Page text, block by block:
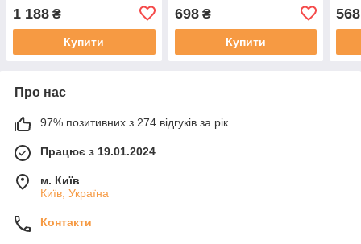
1 188 ₴
Купити
698₴
Купити
568
Про нас
97% позитивних з 274 відгуків за рік
Працює з 19.01.2024
м. Київ
Київ, Україна
Контакти